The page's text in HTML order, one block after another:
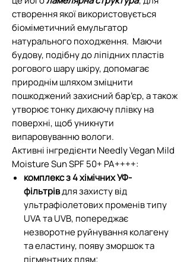
створення якої використовується
біоміметичний емульгатор
натурального походження. Маючи
будову, подібну до ліпідних пластів
рогового шару шкіру, допомагає
природнім шляхом зміцнити
пошкоджений захисний бар’єр, а також
утворює тонку дихаючу плівку на
поверхні, щоб уникнути
випаровуванню вологи.
Активні інгредієнти Needly Vegan Mild
Moisture Sun SPF 50+ PA++++:
комплекс з 4 хімічних УФ-
фільтрівдля захисту від
ультрафіолетових променів типу
UVA та UVB, попереджає
незворотне руйнування колагену
та еластину, появу зморшок та